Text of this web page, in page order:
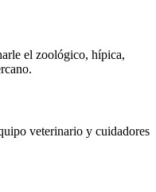
el zoológico, hípica,
veterinario y cuidadores